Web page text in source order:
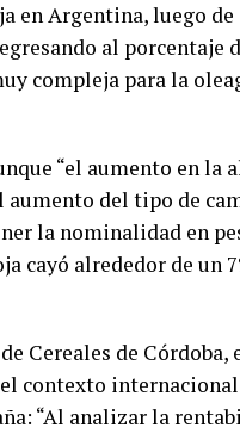
en Argentina, luego de
al porcentaje
compleja para la
“el aumento en la
del tipo de
la nominalidad en
cayó alrededor de un
Cereales de Córdoba,
contexto
“Al analizar la